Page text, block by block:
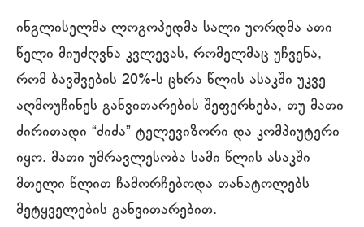
ინგლისელმა ლოგოპედმა სალი უორდმა ათი
წელი მიუძღვნა კვლევას, რომელმაც უჩვენა,
რომ ბავშვების 20%-ს ცხრა წლის ასაკში უკვე
აღმოუჩინეს განვითარების შეფერხება, თუ მათი
ძირითადი “ძიძა” ტელევიზორი და კომპიუტერი
იყო. მათი უმრავლესობა სამი წლის ასაკში
მთელი წლით ჩამორჩებოდა თანატოლებს
მეტყველების განვითარებით.